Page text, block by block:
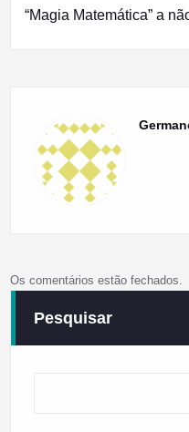
“Magia Matemática” a
Os comentários estão fechados.
Pesquisar